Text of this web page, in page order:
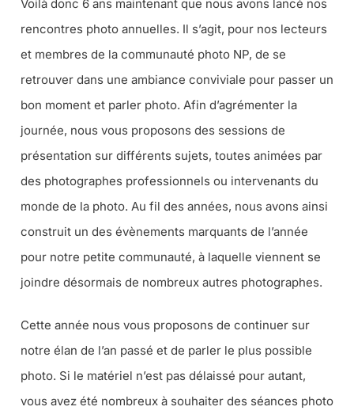
Voilà donc 6 ans maintenant que nous avons lancé nos
rencontres photo annuelles. Il s’agit, pour nos lecteurs
et membres de la communauté photo NP, de se
retrouver dans une ambiance conviviale pour passer un
bon moment et parler photo. Afin d’agrémenter la
journée, nous vous proposons des sessions de
présentation sur différents sujets, toutes animées par
des photographes professionnels ou intervenants du
monde de la photo. Au fil des années, nous avons ainsi
construit un des évènements marquants de l’année
pour notre petite communauté, à laquelle viennent se
joindre désormais de nombreux autres photographes.
Cette année nous vous proposons de continuer sur
notre élan de l’an passé et de parler le plus possible
photo. Si le matériel n’est pas délaissé pour autant,
vous avez été nombreux à souhaiter des séances photo